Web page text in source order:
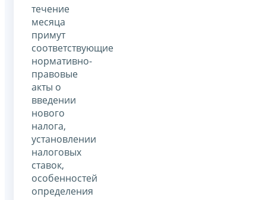
течение
месяца
примут
соответствующие
нормативно-
правовые
акты о
введении
нового
налога,
установлении
налоговых
ставок,
особенностей
определения